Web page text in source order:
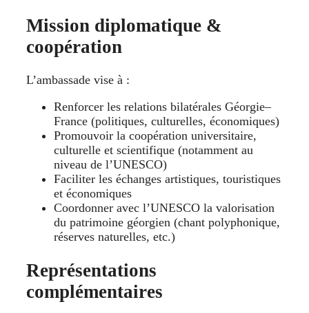
Mission diplomatique &
coopération
L’ambassade vise à :
Renforcer les relations bilatérales Géorgie–
France (politiques, culturelles, économiques)
Promouvoir la coopération universitaire,
culturelle et scientifique (notamment au
niveau de l’UNESCO)
Faciliter les échanges artistiques, touristiques
et économiques
Coordonner avec l’UNESCO la valorisation
du patrimoine géorgien (chant polyphonique,
réserves naturelles, etc.)
Représentations
complémentaires